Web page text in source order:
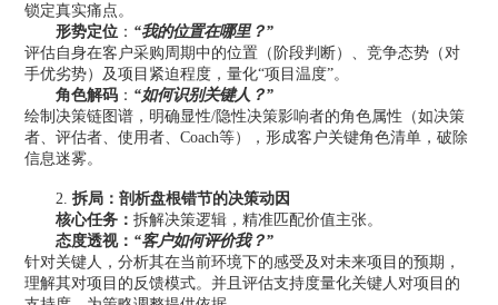
锁定真实痛点。
形势定位 ： “我的位置在哪里？”
评估自身在客户采购周期中的位置（阶段判断）、竞争态势（对
手优劣势）及项目紧迫程度，量化“项目温度”。
角色解码 ： “如何识别关键人？”
绘制决策链图谱，明确显性/隐性决策影响者的角色属性（如决策
者、评估者、使用者、Coach等），形成客户关键角色清单，破除
信息迷雾。
2 拆局：剖析盘根错节的决策动因
核心任务：拆解决策逻辑，精准匹配价值主张。
态度透视： “客户如何评价我？”
针对关键人，分析其在当前环境下的感受及对未来项目的预期，
理解其对项目的反馈模式。并且评估支持度量化关键人对项目的